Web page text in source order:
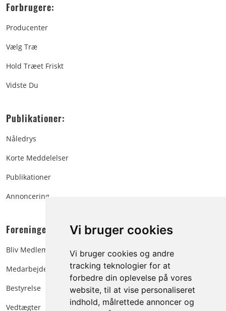
Vi bruger cookies
Vi bruger cookies og andre
tracking teknologier for at
forbedre din oplevelse på vores
website, til at vise personaliseret
indhold, målrettede annoncer og
Forbrugere:
Producenter
Vælg Træ
Hold Træet Friskt
Vidste Du
Publikationer:
Nåledrys
Korte Meddelelser
Publikationer
Annoncering
Foreningen:
Bliv Medlem
Medarbejdere
Bestyrelse
Vedtægter